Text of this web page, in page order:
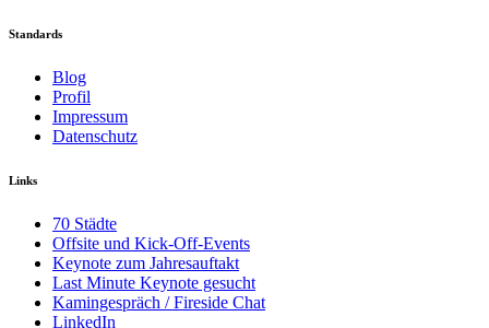
Standards
Blog
Profil
Impressum
Datenschutz
Links
70 Städte
Offsite und Kick-Off-Events
Keynote zum Jahresauftakt
Last Minute Keynote gesucht
Kamingespräch / Fireside Chat
LinkedIn